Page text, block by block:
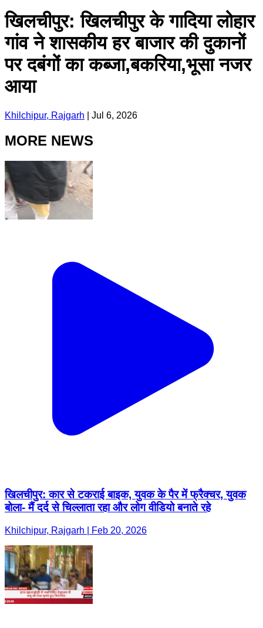
खिलचीपुर: खिलचीपुर के गादिया लोहार
गांव ने शासकीय हर बाजार की दुकानों
पर दबंगों का कब्जा,बकरिया,भूसा नजर
आया
Khilchipur, Rajgarh Jul 6, 2026
MORE NEWS
खिलचीपुर: कार से टकराई बाइक, युवक के पैर में फ्रैक्चर, युवक
बोला- मैं दर्द से चिल्लाता रहा और लोग वीडियो बनाते रहे
Khilchipur, Rajgarh | Feb 20, 2026